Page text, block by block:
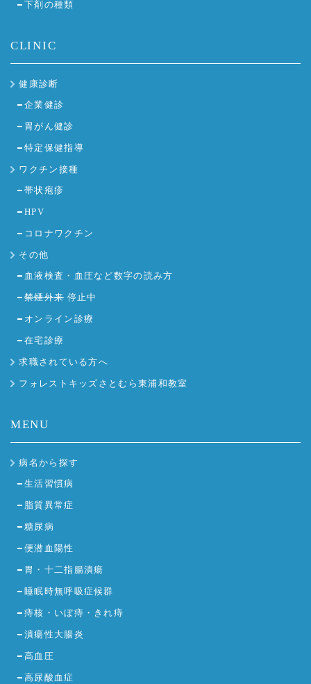
下剤の種類
CLINIC
健康診断
企業健診
胃がん健診
特定保健指導
ワクチン接種
帯状疱疹
HPV
コロナワクチン
その他
血液検査・血圧など数字の読み方
禁煙外来停止中
オンライン診療
在宅診療
求職されている方へ
フォレストキッズさとむら東浦和教室
MENU
病名から探す
生活習慣病
脂質異常症
糖尿病
便潜血陽性
胃・十二指腸潰瘍
睡眠時無呼吸症候群
痔核・いぼ痔・きれ痔
潰瘍性大腸炎
高血圧
高尿酸血症